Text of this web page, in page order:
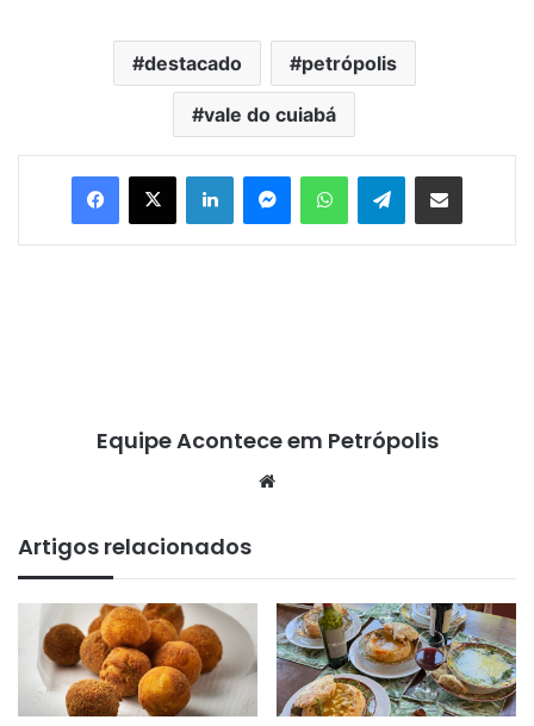
destacado petrópolis
vale do cuiabá
Telegram
Equipe Acontece em Petrópolis
Artigos relacionados